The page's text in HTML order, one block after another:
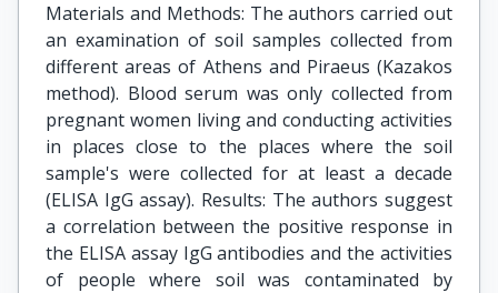
Materials and Methods: The authors carried out
an examination of soil samples collected from
different areas of Athens and Piraeus (Kazakos
method). Blood serum was only collected from
pregnant women living and conducting activities
in places close to the places where the soil
sample's were collected for at least a decade
(ELISA IgG assay). Results: The authors suggest
a correlation between the positive response in
the ELISA assay IgG antibodies and the activities
of people where soil was contaminated by